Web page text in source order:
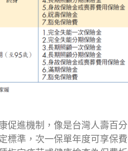
促進機制，像是台灣人壽百
標準，次一保單年度可享保